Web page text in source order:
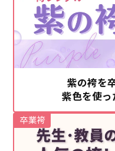
紫の袴を
紫色を使
卒業袴